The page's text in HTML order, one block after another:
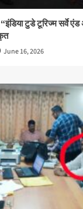
टुडे टूरिज्म सर्वे
June 16, 2026